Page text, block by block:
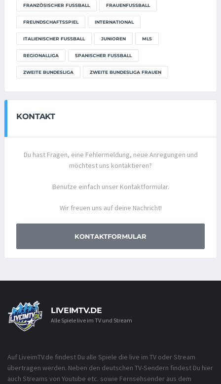
FRANZÖSISCHER FUSSBALL FRAUENFUSSBALL
FREUNDSCHAFTSSPIEL INTERNATIONAL
ITALIENISCHER FUSSBALL JUNIOREN MLS
REGIONALLIGA SPANISCHER FUSSBALL
ZWEITE BUNDESLIGA ZWEITE BUNDESLIGA FRAUEN
KONTAKT
Du hast Fragen, eine Fehlermeldung, neue Anregungen und
möchtest uns kontaktieren?
Benutze einfach unser Kontaktformular.
Wir freuen uns auf deine Nachricht!
KONTAKTFORMULAR
LIVEIMTV.DE
Alle Spiele live im TV und Stream
Auf LiveimTV.de findest Du alle Spiele die live im TV oder Stream
übertragen werden. Neben den deutschen TV-Sendern findest Du hier
auch Streams von Youtube etc. sowie Fernsehsender aus dem